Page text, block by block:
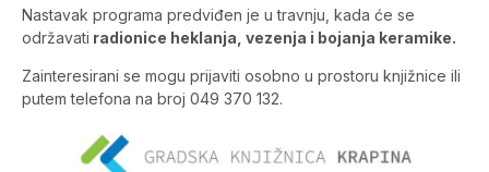
Nastavak programa predviđen je u travnju, kada će se
održavati radionice heklanja, vezenja i bojanja keramike.
Zainteresirani se mogu prijaviti osobno u prostoru knjižnice ili
putem telefona na broj 049 370 132.